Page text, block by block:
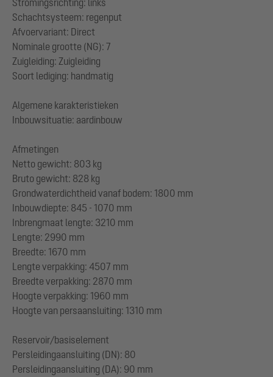
Stromingsrichting: links
Schachtsysteem: regenput
Afvoervariant: Direct
Nominale grootte (NG): 7
Zuigleiding: Zuigleiding
Soort lediging: handmatig
Algemene karakteristieken
Inbouwsituatie: aardinbouw
Afmetingen
Netto gewicht: 803 kg
Bruto gewicht: 828 kg
Grondwaterdichtheid vanaf bodem: 1800 mm
Inbouwdiepte: 845 - 1070 mm
Inbrengmaat lengte: 3210 mm
Lengte: 2990 mm
Breedte: 1670 mm
Lengte verpakking: 4507 mm
Breedte verpakking: 2870 mm
Hoogte verpakking: 1960 mm
Hoogte van persaansluiting: 1310 mm
Reservoir/basiselement
Persleidingaansluiting (DN): 80
Persleidingaansluiting (DA): 90 mm